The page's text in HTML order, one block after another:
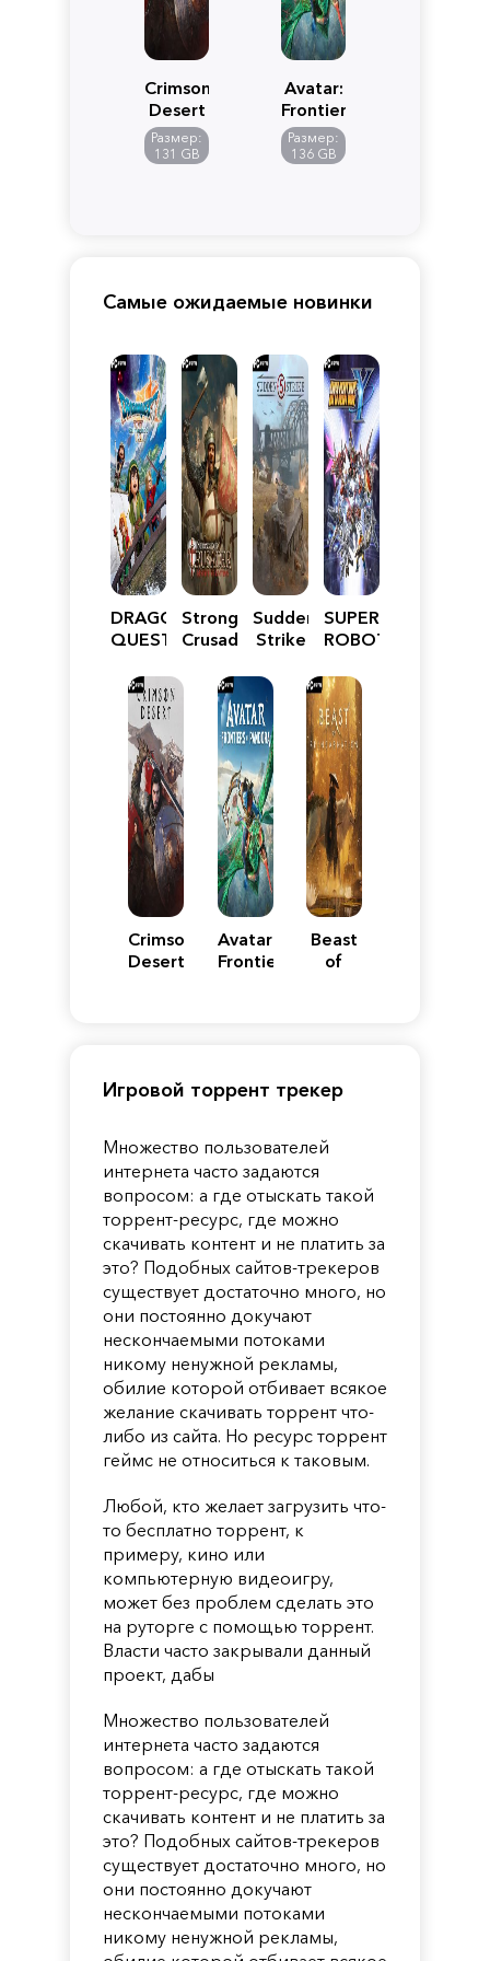
Crimson
Desert
Размер:
131 GB
Avatar:
Frontiers
of
Pandora
Размер:
136 GB
Самые ожидаемые новинки
DRAGON
QUEST
Reimagined
Stronghold
Crusader:
Edition
Sudden
Strike
SUPER
ROBOT
Y
Crimson
Desert
Avatar:
Frontiers
Beast
of
Игровой торрент трекер
Множество пользователей
интернета часто задаются
вопросом: а где отыскать такой
торрент-ресурс, где можно
скачивать контент и не платить за
это? Подобных сайтов-трекеров
существует достаточно много, но
они постоянно докучают
нескончаемыми потоками
никому ненужной рекламы,
обилие которой отбивает всякое
желание скачивать торрент что-
либо из сайта. Но ресурс торрент
геймс не относиться к таковым.
Любой, кто желает загрузить что-
то бесплатно торрент, к
примеру, кино или
компьютерную видеоигру,
может без проблем сделать это
на руторге с помощью торрент.
Власти часто закрывали данный
проект, дабы
Множество пользователей
интернета часто задаются
вопросом: а где отыскать такой
торрент-ресурс, где можно
скачивать контент и не платить за
это? Подобных сайтов-трекеров
существует достаточно много, но
они постоянно докучают
нескончаемыми потоками
никому ненужной рекламы,